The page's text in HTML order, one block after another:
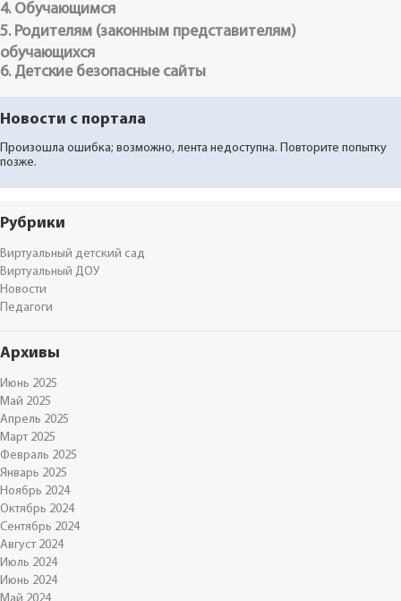
4. Обучающимся
5. Родителям (законным представителям)
обучающихся
6. Детские безопасные сайты
Новости с портала
Произошла ошибка; возможно, лента недоступна. Повторите попытку
позже.
Рубрики
Виртуальный детский сад
Виртуальный ДОУ
Новости
Педагоги
Архивы
Июнь 2025
Май 2025
Апрель 2025
Март 2025
Февраль 2025
Январь 2025
Ноябрь 2024
Октябрь 2024
Сентябрь 2024
Август 2024
Июль 2024
Июнь 2024